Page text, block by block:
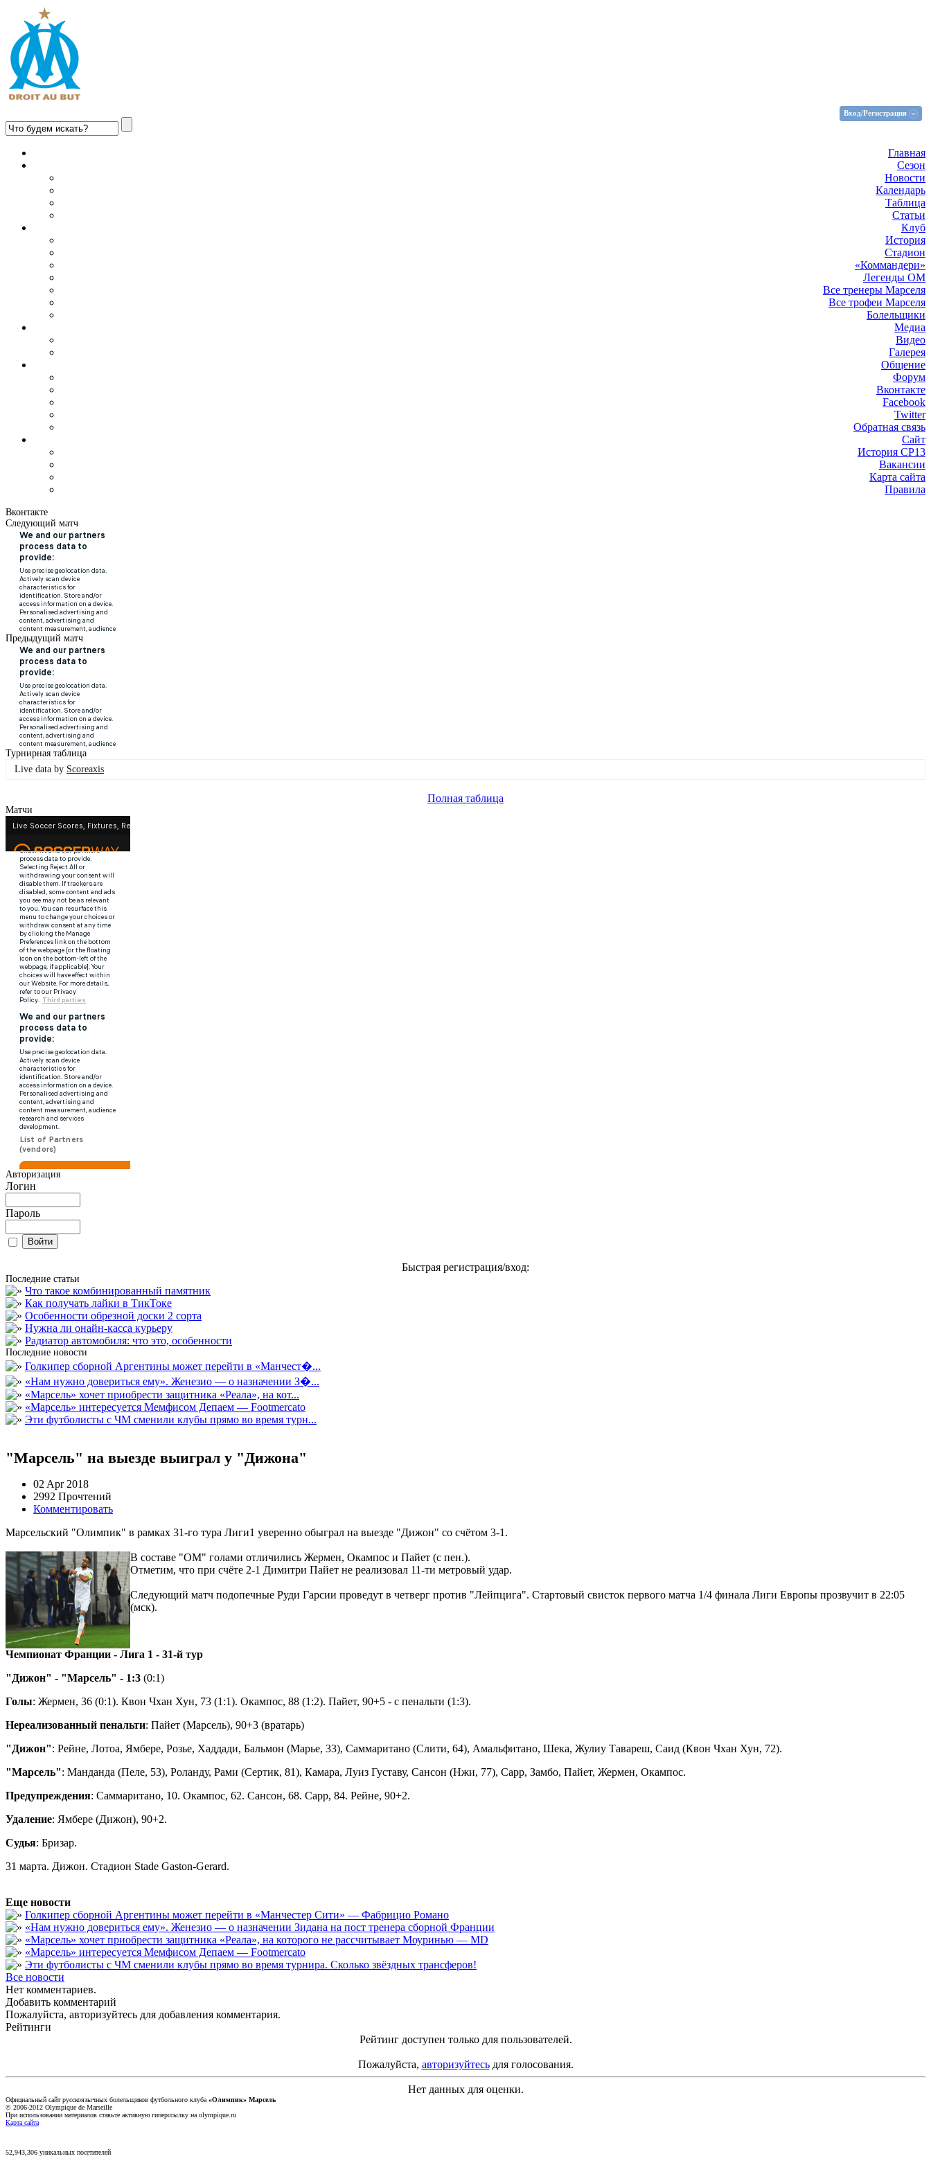
Вход/Регистрация
Главная
Сезон
Новости
Календарь
Таблица
Статьи
Клуб
История
Стадион
«Коммандери»
Легенды ОМ
Все тренеры Марселя
Все трофеи Марселя
Болельщики
Медиа
Видео
Галерея
Общение
Форум
Вконтакте
Facebook
Twitter
Обратная связь
Сайт
История СР13
Вакансии
Карта сайта
Правила
Вконтакте
Следующий матч
Предыдущий матч
Турнирная таблица
Live data by Scoreaxis
Полная таблица
Матчи
Авторизация
Логин
Пароль
Быстрая регистрация/вход:
Последние статьи
Что такое комбинированный памятник
Как получать лайки в ТикТоке
Особенности обрезной доски 2 сорта
Нужна ли онайн-касса курьеру
Радиатор автомобиля: что это, особенности
Последние новости
Голкипер сборной Аргентины может перейти в «Манчест�...
«Нам нужно довериться ему». Женезио — о назначении З�...
«Марсель» хочет приобрести защитника «Реала», на кот...
«Марсель» интересуется Мемфисом Депаем — Footmercato
Эти футболисты с ЧМ сменили клубы прямо во время турн...
"Марсель" на выезде выиграл у "Дижона"
02 Apr 2018
2992 Прочтений
Комментировать
Марсельский "Олимпик" в рамках 31-го тура Лиги1 уверенно обыграл на выезде "Дижон" со счётом 3-1.
В составе "ОМ" голами отличились Жермен, Окампос и Пайет (с пен.).
Отметим, что при счёте 2-1 Димитри Пайет не реализовал 11-ти метровый удар.
Следующий матч подопечные Руди Гарсии проведут в четверг против "Лейпцига". Стартовый свисток первого матча 1/4 финала Лиги Европы прозвучит в 22:05
(мск).
Чемпионат Франции - Лига 1 - 31-й тур
"Дижон" - "Марсель" - 1:3 (0:1)
Голы: Жермен, 36 (0:1). Квон Чхан Хун, 73 (1:1). Окампос, 88 (1:2). Пайет, 90+5 - с пенальти (1:3).
Нереализованный пенальти: Пайет (Марсель), 90+3 (вратарь)
"Дижон": Рейне, Лотоа, Ямбере, Розье, Хаддади, Бальмон (Марье, 33), Саммаритано (Слити, 64), Амальфитано, Шека, Жулиу Тавареш, Саид (Квон Чхан Хун, 72).
"Марсель": Манданда (Пеле, 53), Роланду, Рами (Сертик, 81), Камара, Луиз Густаву, Сансон (Нжи, 77), Сарр, Замбо, Пайет, Жермен, Окампос.
Предупреждения: Саммаритано, 10. Окампос, 62. Сансон, 68. Сарр, 84. Рейне, 90+2.
Удаление: Ямбере (Дижон), 90+2.
Судья: Бризар.
31 марта. Дижон. Стадион Stade Gaston-Gerard.
Еще новости
Голкипер сборной Аргентины может перейти в «Манчестер Сити» — Фабрицио Романо
«Нам нужно довериться ему». Женезио — о назначении Зидана на пост тренера сборной Франции
«Марсель» хочет приобрести защитника «Реала», на которого не рассчитывает Моуринью — MD
«Марсель» интересуется Мемфисом Депаем — Footmercato
Эти футболисты с ЧМ сменили клубы прямо во время турнира. Сколько звёздных трансферов!
Все новости
Нет комментариев.
Добавить комментарий
Пожалуйста, авторизуйтесь для добавления комментария.
Рейтинги
Рейтинг доступен только для пользователей.
Пожалуйста, авторизуйтесьдля голосования.
Нет данных для оценки.
Официальный сайт русскоязычных болельщиков футбольного клуба «Олимпик» Марсель
© 2006-2012 Olympique de Marseille
При использовании материалов ставьте активную гиперссылку на olympique.ru
Карта сайта
52,943,306 уникальных посетителей